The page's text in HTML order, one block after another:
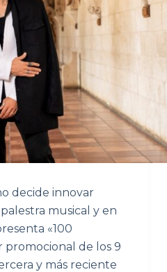
decide innovar
musical y en
«100
promocional de los 9
y más reciente